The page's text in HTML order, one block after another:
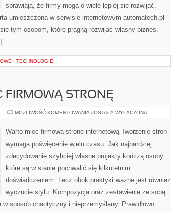
sprawiają, że firmy mogą o wiele lepiej się rozwijać.
umieszczona w serwisie internetowym automatech.pl
tym osobom, które pragną rozwijać własny biznes.
I TECHNOLOGIE
FIRMOWĄ STRONĘ
MOŻLIWOŚĆ KOMENTOWANIA WARTO
STRONĘ
ZOSTAŁA WYŁĄCZONA
Warto mieć firmową stronę internetową Tworzenie stron
wymaga poświęcenie wielu czasu. Jak najbardziej
zdecydowanie szybciej własne projekty kończą osoby,
które są w stanie pochwalić się kilkuletnim
doświadczeniem. Lecz obok praktyki ważne jest również
wyczucie stylu. Kompozycja oraz zestawienie ze sobą
sposób chaotyczny i nieprzemyślany. Prawidłowo